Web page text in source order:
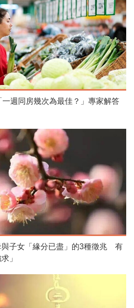
週同房幾次為最佳？」專家解答
與子女「緣分已盡」的3種徵兆 有
」